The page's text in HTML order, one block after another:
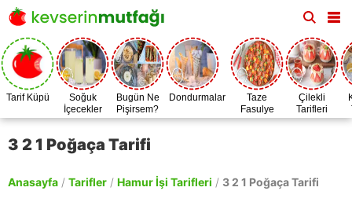
Tarif Küpü
Soğuk
İçecekler
Bugün Ne
Pişirsem?
Dondurmalar
Taze
Fasulye
Zamanı
Çilekli
Tarifleri
3 2 1 Poğaça Tarifi
Anasayfa / Tarifler / Hamur İşi Tarifleri / 3 2 1 Poğaça Tarifi